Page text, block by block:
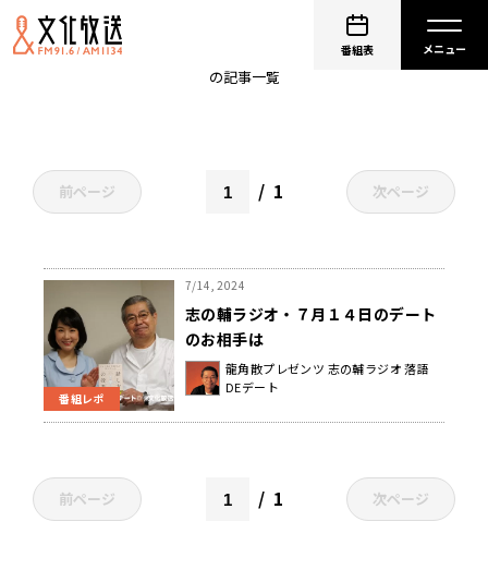
番組表
エグゼクティブメディアトレーナー
の記事一覧
前ページ 1 次ページ
番組レポ
7/14, 2024
志の輔ラジオ・７月１４日のデート
のお相手は
龍角散プレゼンツ 志の輔ラジオ 落語
DEデート
前ページ 1 次ページ